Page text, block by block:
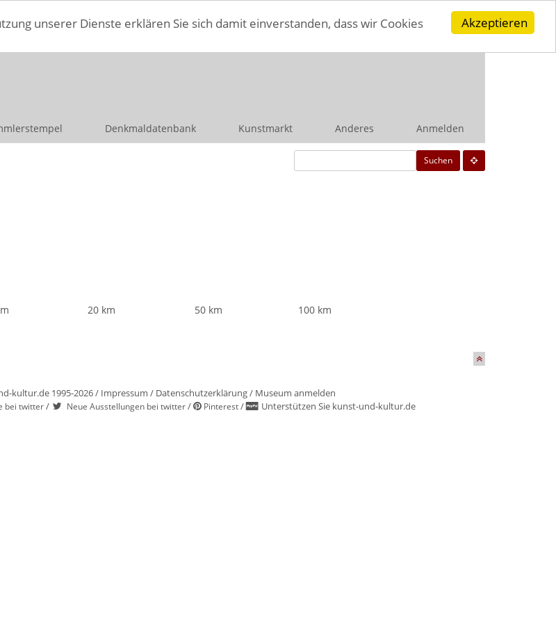
Akzeptieren
unserer Dienste erklären Sie sich damit einverstanden, dass wir Cookies
Denkmaldatenbank Kunstmarkt Anderes Anmelden
Suchen
20 km 50 km 100 km
kultur.de 1995-2026 / Impressum / Datenschutzerklärung/ Museum anmelden
bei twitter/ Neue Ausstellungen bei twitter/ Pinterest/ Unterstützen Sie kunst-und-kultur.de